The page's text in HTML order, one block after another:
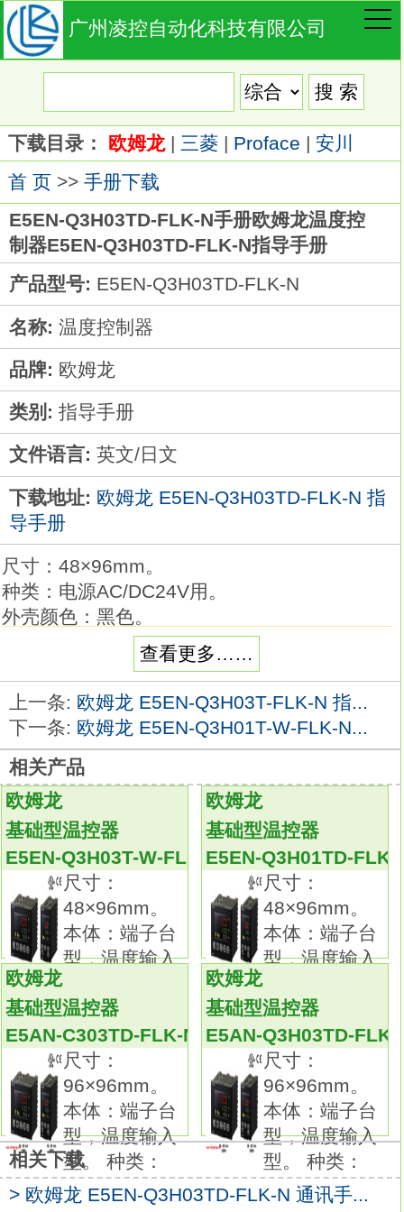
广州凌控自动化科技有限公司
下载目录： 欧姆龙| 三菱| Proface | 安川
首 页>> 手册下载
E5EN-Q3H03TD-FLK-N手册欧姆龙温度控
制器E5EN-Q3H03TD-FLK-N指导手册
产品型号: E5EN-Q3H03TD-FLK-N
名称: 温度控制器
品牌: 欧姆龙
类别: 指导手册
文件语言: 英文/日文
下载地址: 欧姆龙 E5EN-Q3H03TD-FLK-N 指
导手册
尺寸：48×96mm。
种类：电源AC/DC24V用。
外壳颜色：黑色。
控制输出1：输出单元方式。
控制输出2：输出单元方式。
控制模式：标准或加热冷却。
辅助输出点数：2点欧姆龙温度控制器指导手
册。
加热器用断线、SSR故障检测功能：单相加热
器用检测功能。
事件输入点数：2点。
传送输出：--。
远程SP：4～20mA输入 E5EN-Q3H03TD-FLK-
通信：--。
通用温控器新增高性能（高分辨率、高速、高
精度输入）型产品。
支持简易运算、预防维护。
采用可通过红外线端口从前面进行通信的新型
液晶，
可视角度、对比度得以提升。
高分辨率5位显示/可显示0.01°C欧姆龙温度控
制器指导手册。
高速采样周期60ms。
全部机型完整多种（能够热电偶/Pt/模拟输入切
换），1台机器支持多种传感器。
查看更多……
上一条: 欧姆龙 E5EN-Q3H03T-FLK-N 指...
下一条: 欧姆龙 E5EN-Q3H01T-W-FLK-N...
相关产品
欧姆龙
基础型温控器
E5EN-Q3H03T-W-FLK-N
尺寸：
48×96mm。
本体：端子台
型，温度输入
欧姆龙
基础型温控器
E5EN-Q3H01TD-FLK-
尺寸：
48×96mm。
本体：端子台
型，温度输入
欧姆龙
基础型温控器
E5AN-C303TD-FLK-N
尺寸：
96×96mm。
本体：端子台
型，温度输入
型。 种类：
欧姆龙
基础型温控器
E5AN-Q3H03TD-FLK-
尺寸：
96×96mm。
本体：端子台
型，温度输入
型。 种类：
相关下载
> 欧姆龙 E5EN-Q3H03TD-FLK-N 通讯手...